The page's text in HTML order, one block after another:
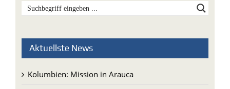
Aktuellste News
Kolumbien: Mission in Arauca